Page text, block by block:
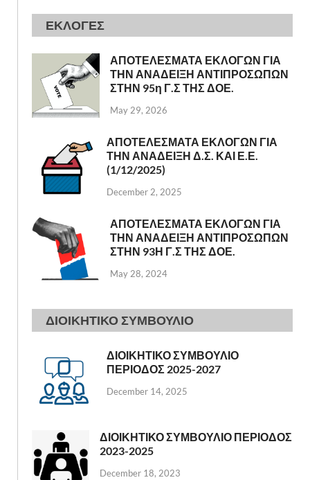
ΕΚΛΟΓΕΣ
ΑΠΟΤΕΛΕΣΜΑΤΑ ΕΚΛΟΓΩΝ ΓΙΑ
ΤΗΝ ΑΝΑΔΕΙΞΗ ΑΝΤΙΠΡΟΣΩΠΩΝ
ΣΤΗΝ 95η Γ.Σ ΤΗΣ ΔΟΕ.
May 29, 2026
ΑΠΟΤΕΛΕΣΜΑΤΑ ΕΚΛΟΓΩΝ ΓΙΑ
ΤΗΝ ΑΝΑΔΕΙΞΗ Δ.Σ. ΚΑΙ Ε.Ε.
(1/12/2025)
December 2, 2025
ΑΠΟΤΕΛΕΣΜΑΤΑ ΕΚΛΟΓΩΝ ΓΙΑ
ΤΗΝ ΑΝΑΔΕΙΞΗ ΑΝΤΙΠΡΟΣΩΠΩΝ
ΣΤΗΝ 93Η Γ.Σ ΤΗΣ ΔΟΕ.
May 28, 2024
ΔΙΟΙΚΗΤΙΚΟ ΣΥΜΒΟΥΛΙΟ
ΔΙΟΙΚΗΤΙΚΟ ΣΥΜΒΟΥΛΙΟ
ΠΕΡΙΟΔΟΣ 2025-2027
December 14, 2025
ΔΙΟΙΚΗΤΙΚΟ ΣΥΜΒΟΥΛΙΟ ΠΕΡΙΟΔΟΣ
2023-2025
December 18, 2023